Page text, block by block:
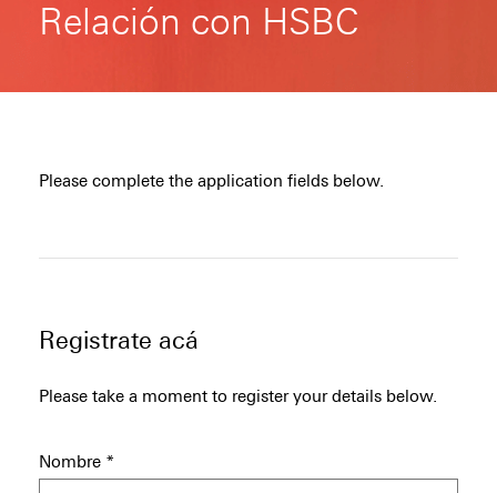
Relación con HSBC
Please complete the application fields below.
Registrate acá
Please take a moment to register your details below.
Nombre *